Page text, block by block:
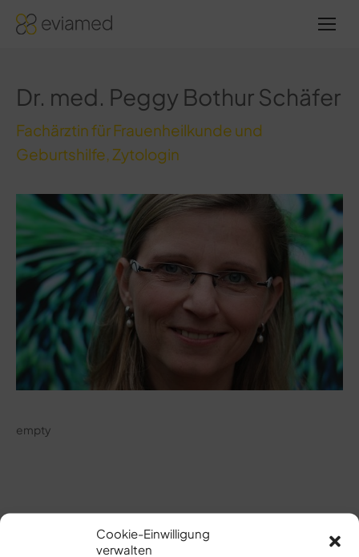
Cookie-Einwilligung
verwalten
Dr. med. Peggy Bothur Schäfer
Fachärztin für Frauenheilkunde und
Geburtshilfe, Zytologin
empty
Lebenslauf